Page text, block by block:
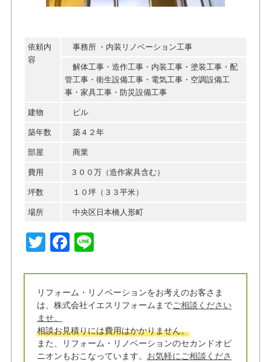
依頼内
容
事務所 ・内装リノベーション工事
解体工事・造作工事・内装工事・塗装工事・配
管工事・衛生設備工事・電気工事・空調設備工
事・家具工事・防災設備工事
建物
ビル
築年数
築４２年
部屋
商業
費用
３００万（造作家具含む）
坪数
１０坪（３３平米）
場所
中央区日本橋人形町
T
w
it
t
e
r
F
a
c
e
b
o
Li
e
リフォーム・リノベーションをお考えのお客さま
は、株式会社イエスリフォームまでご相談ください
ませ。
相談お見積りには費用はかかりません。
また、リフォーム・リノベーションのセカンドオピ
ニオンもおこなっています。 お気軽にご相談くださ